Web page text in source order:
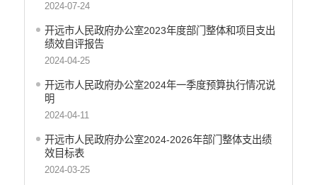
开远市检验检测所
开远市投资促进局
开远市机关事务管理局
云南开远产业园区管理委员会
开远市总工会
开远市妇女联合会
中国共产主义青年团开远市委员会
开远市科学技术协会
开远市文学艺术工作者联合会
开远市归国华侨联合会
2024-07-24
开远市人民政府办公室2023年度部门整体和项目支出
绩效自评报告
2024-04-25
开远市人民政府办公室2024年一季度预算执行情况说
明
2024-04-11
开远市人民政府办公室2024-2026年部门整体支出绩
效目标表
2024-03-25